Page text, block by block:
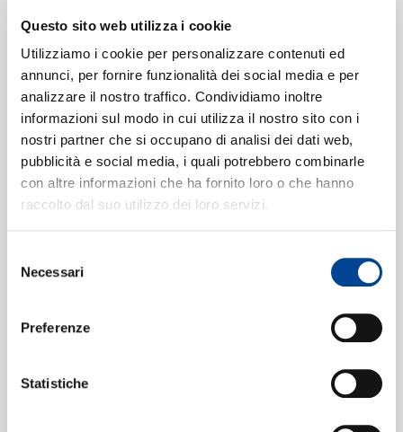
Questo sito web utilizza i cookie
Utilizziamo i cookie per personalizzare contenuti ed
annunci, per fornire funzionalità dei social media e per
analizzare il nostro traffico. Condividiamo inoltre
informazioni sul modo in cui utilizza il nostro sito con i
nostri partner che si occupano di analisi dei dati web,
pubblicità e social media, i quali potrebbero combinarle
con altre informazioni che ha fornito loro o che hanno
raccolto dal suo utilizzo dei loro servizi.
delNecessari
Preferenze
Statistiche
1 Stupido
03:51
Marracash
Formati disponibili:
UPC:00602527453651
Etichetta:Universal Music
CHI SIAMO
CONTATTI
NEWSLETTER